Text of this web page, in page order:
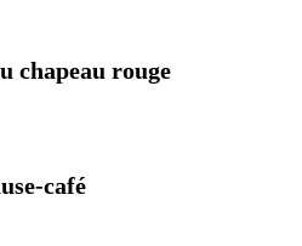
chapeau rouge
café